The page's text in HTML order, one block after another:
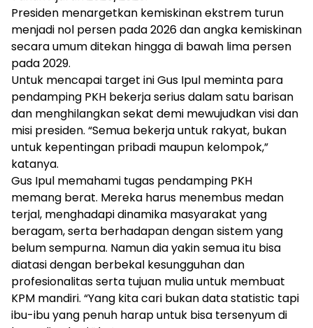
Presiden menargetkan kemiskinan ekstrem turun
menjadi nol persen pada 2026 dan angka kemiskinan
secara umum ditekan hingga di bawah lima persen
pada 2029.
Untuk mencapai target ini Gus Ipul meminta para
pendamping PKH bekerja serius dalam satu barisan
dan menghilangkan sekat demi mewujudkan visi dan
misi presiden. “Semua bekerja untuk rakyat, bukan
untuk kepentingan pribadi maupun kelompok,”
katanya.
Gus Ipul memahami tugas pendamping PKH
memang berat. Mereka harus menembus medan
terjal, menghadapi dinamika masyarakat yang
beragam, serta berhadapan dengan sistem yang
belum sempurna. Namun dia yakin semua itu bisa
diatasi dengan berbekal kesungguhan dan
profesionalitas serta tujuan mulia untuk membuat
KPM mandiri. “Yang kita cari bukan data statistic tapi
ibu-ibu yang penuh harap untuk bisa tersenyum di